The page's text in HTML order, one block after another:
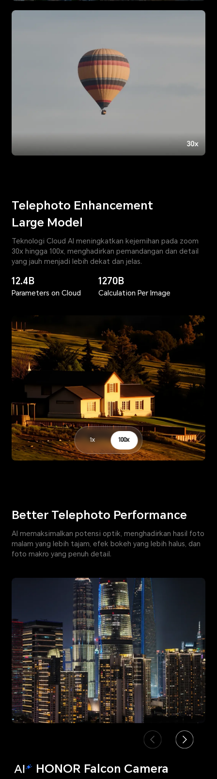
Telephoto Enhancement
Large Model
Teknologi Cloud AI meningkatkan kejernihan pada zoom
30x hingga 100x, menghadirkan pemandangan dan detail
yang jauh menjadi lebih dekat dan jelas.
12.4B
Parameters on Cloud
1270B
Calculation Per Image
1x 100x
Better Telephoto Performance
AI memaksimalkan potensi optik, menghadirkan hasil foto
malam yang lebih tajam, efek bokeh yang lebih halus, dan
foto makro yang penuh detail.
HONOR Falcon Camera